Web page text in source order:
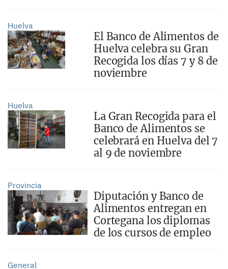
Huelva
El Banco de Alimentos de
Huelva celebra su Gran
Recogida los días 7 y 8 de
noviembre
Huelva
La Gran Recogida para el
Banco de Alimentos se
celebrará en Huelva del 7
al 9 de noviembre
Provincia
Diputación y Banco de
Alimentos entregan en
Cortegana los diplomas
de los cursos de empleo
General